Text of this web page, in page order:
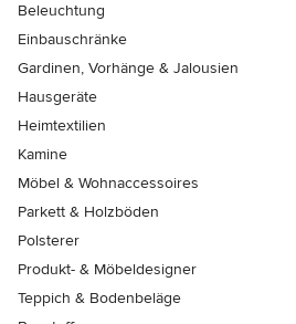
Beleuchtung
Einbauschränke
Gardinen, Vorhänge & Jalousien
Hausgeräte
Heimtextilien
Kamine
Möbel & Wohnaccessoires
Parkett & Holzböden
Polsterer
Produkt- & Möbeldesigner
Teppich & Bodenbeläge